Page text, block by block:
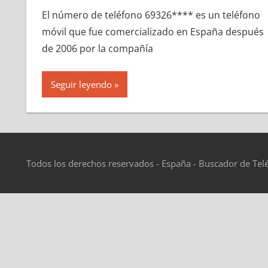
El número dе teléfono 69326**** es un teléfono
móvil quе fue comercializado en España después
dе 2006 pοr la compañía
Seguir leyendo
Todos los derechos reservados - España - Buscador de